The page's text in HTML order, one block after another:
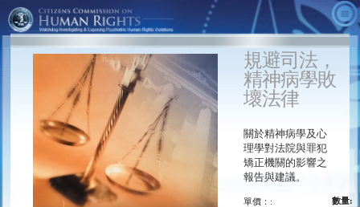
關於我們
什麼是CCHR？
成就
來自總裁的訊息
顧問團
心理健康宣言
精神病學： 死亡工業博物館
CCHR廣告
《隱藏的敵人》
《恐懼的年代》
《診斷與統計手冊》
《精神失常的行銷術》
精神病學的事實
快速的真相
CCHR出版品
下載
替代方法
採取行動
參與活動
會員／捐款
訂購
規避司法，
精神病學敗
壞法律
關於精神病學及心
理學對法院與罪犯
矯正機關的影響之
報告與建議。
單價：: 數量: